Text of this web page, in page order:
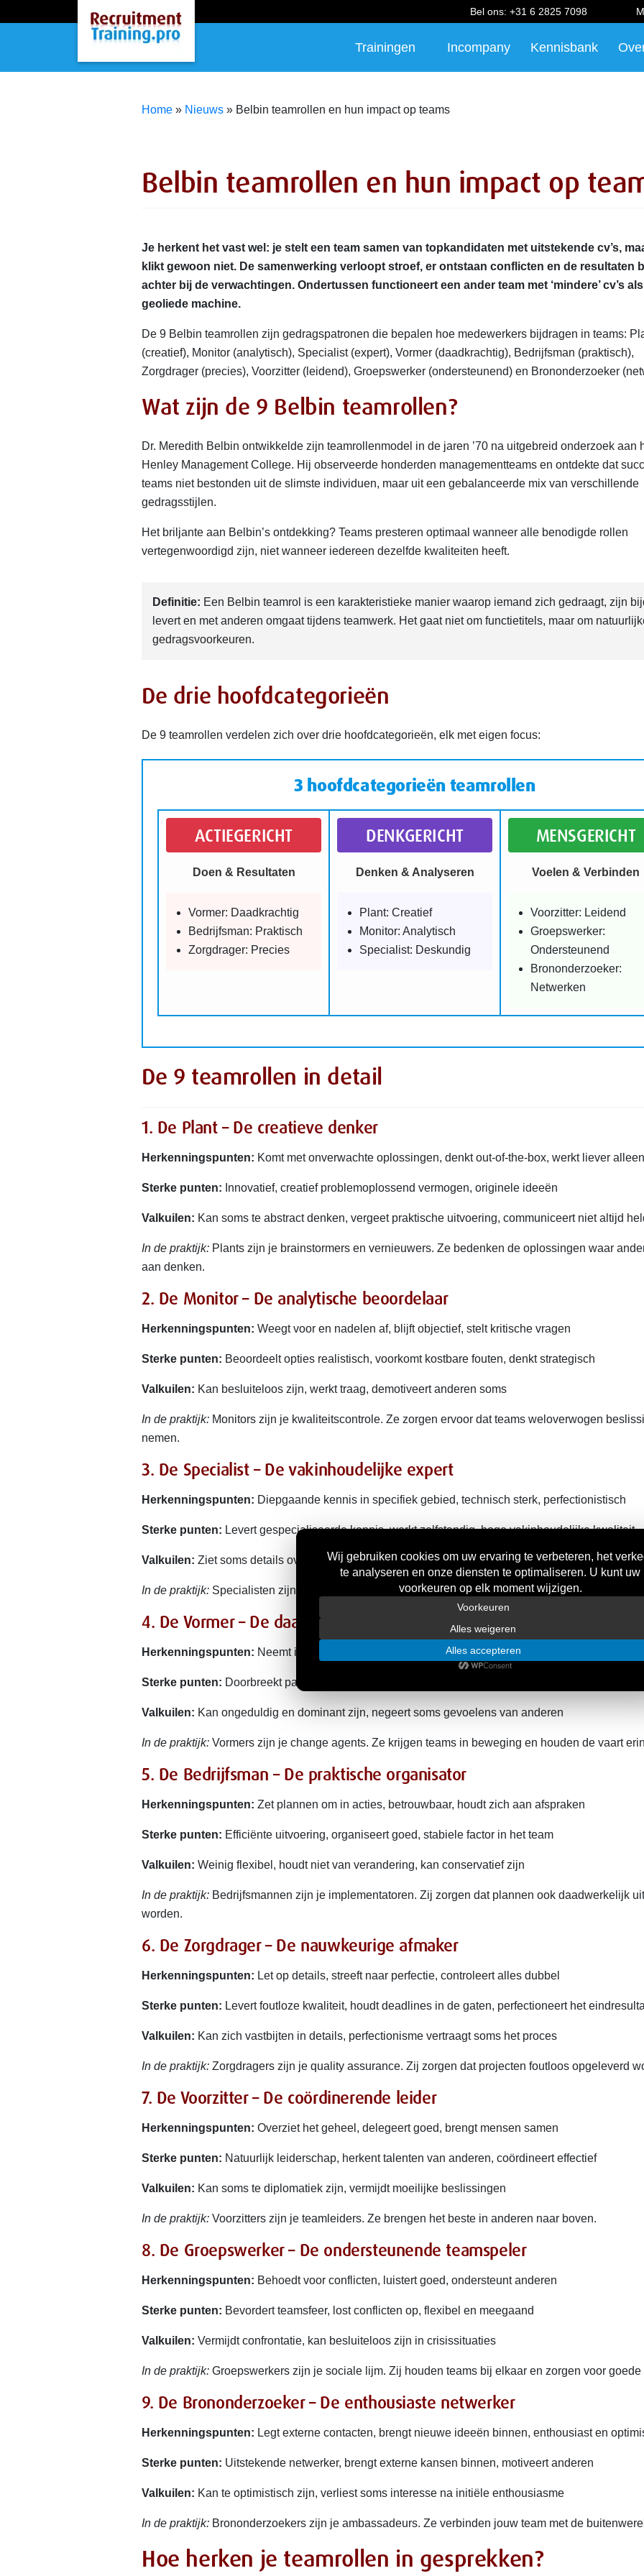
Bel ons: +31 6 2825 7098
Trainingen Incompany Kennisbank
Home » Nieuws » Belbin teamrollen en hun impact op teams
Belbin teamrollen en hun impact op
Je herkent het vast wel: je stelt een team samen van topkandidaten met uitstekende cv’s,
klikt gewoon niet. De samenwerking verloopt stroef, er ontstaan conflicten en de resultaten
achter bij de verwachtingen. Ondertussen functioneert een ander team met ‘mindere’ cv’s
geoliede machine.
De 9 Belbin teamrollen zijn gedragspatronen die bepalen hoe medewerkers bijdragen in teams:
(creatief), Monitor (analytisch), Specialist (expert), Vormer (daadkrachtig), Bedrijfsman (praktisch),
Zorgdrager (precies), Voorzitter (leidend), Groepswerker (ondersteunend) en Brononderzoeker
Wat zijn de 9 Belbin teamrollen?
Dr. Meredith Belbin ontwikkelde zijn teamrollenmodel in de jaren ’70 na uitgebreid onderzoek aan
Henley Management College. Hij observeerde honderden managementteams en ontdekte dat
teams niet bestonden uit de slimste individuen, maar uit een gebalanceerde mix van verschillende
gedragsstijlen.
Het briljante aan Belbin’s ontdekking? Teams presteren optimaal wanneer alle benodigde rollen
vertegenwoordigd zijn, niet wanneer iedereen dezelfde kwaliteiten heeft.
Definitie: Een Belbin teamrol is een karakteristieke manier waarop iemand zich gedraagt, zijn
levert en met anderen omgaat tijdens teamwerk. Het gaat niet om functietitels, maar om
gedragsvoorkeuren.
De drie hoofdcategorieën
De 9 teamrollen verdelen zich over drie hoofdcategorieën, elk met eigen focus:
3 hoofdcategorieën teamrollen
ACTIEGERICHT
Doen & Resultaten
Vormer: Daadkrachtig
Bedrijfsman: Praktisch
Zorgdrager: Precies
DENKGERICHT
Denken & Analyseren
Plant: Creatief
Monitor: Analytisch
Specialist: Deskundig
MENSGERICHT
Voelen & Verbinden
Voorzitter: Leidend
Groepswerker:
Ondersteunend
Brononderzoeker:
Netwerken
De 9 teamrollen in detail
1. De Plant – De creatieve denker
Herkenningspunten: Komt met onverwachte oplossingen, denkt out-of-the-box, werkt liever alleen
Sterke punten: Innovatief, creatief problemoplossend vermogen, originele ideeën
Valkuilen: Kan soms te abstract denken, vergeet praktische uitvoering, communiceert niet altijd
In de praktijk: Plants zijn je brainstormers en vernieuwers. Ze bedenken de oplossingen waar
aan denken.
2. De Monitor – De analytische beoordelaar
Herkenningspunten: Weegt voor en nadelen af, blijft objectief, stelt kritische vragen
Sterke punten: Beoordeelt opties realistisch, voorkomt kostbare fouten, denkt strategisch
Valkuilen: Kan besluiteloos zijn, werkt traag, demotiveert anderen soms
In de praktijk: Monitors zijn je kwaliteitscontrole. Ze zorgen ervoor dat teams weloverwogen
nemen.
3. De Specialist – De vakinhoudelijke expert
Herkenningspunten: Diepgaande kennis in specifiek gebied, technisch sterk, perfectionistisch
Sterke punten: Levert gespecialiseerde kennis, werkt zelfstandig, hoge vakinhoudelijke kwaliteit
Valkuilen: Ziet soms details over het geheel, moeilijk te vervangen, kan opgedreven zijn
In de praktijk: Specialisten zijn onmisbaar voor technische expertise en vakinhoudelijke diepgang.
4. De Vormer – De daadkrachtige leider
Herkenningspunten: Neemt initiatief, jaagt op resultaten, durft confrontatie aan te gaan
Sterke punten: Doorbreekt patstelling, motiveert anderen, houdt focus op doelen
Valkuilen: Kan ongeduldig en dominant zijn, negeert soms gevoelens van anderen
In de praktijk: Vormers zijn je change agents. Ze krijgen teams in beweging en houden de vaart
5. De Bedrijfsman – De praktische organisator
Herkenningspunten: Zet plannen om in acties, betrouwbaar, houdt zich aan afspraken
Sterke punten: Efficiënte uitvoering, organiseert goed, stabiele factor in het team
Valkuilen: Weinig flexibel, houdt niet van verandering, kan conservatief zijn
In de praktijk: Bedrijfsmannen zijn je implementatoren. Zij zorgen dat plannen ook daadwerkelijk
worden.
6. De Zorgdrager – De nauwkeurige afmaker
Herkenningspunten: Let op details, streeft naar perfectie, controleert alles dubbel
Sterke punten: Levert foutloze kwaliteit, houdt deadlines in de gaten, perfectioneert het
Valkuilen: Kan zich vastbijten in details, perfectionisme vertraagt soms het proces
In de praktijk: Zorgdragers zijn je quality assurance. Zij zorgen dat projecten foutloos opgeleverd
7. De Voorzitter – De coördinerende leider
Herkenningspunten: Overziet het geheel, delegeert goed, brengt mensen samen
Sterke punten: Natuurlijk leiderschap, herkent talenten van anderen, coördineert effectief
Valkuilen: Kan soms te diplomatiek zijn, vermijdt moeilijke beslissingen
In de praktijk: Voorzitters zijn je teamleiders. Ze brengen het beste in anderen naar boven.
8. De Groepswerker – De ondersteunende teamspeler
Herkenningspunten: Behoedt voor conflicten, luistert goed, ondersteunt anderen
Sterke punten: Bevordert teamsfeer, lost conflicten op, flexibel en meegaand
Valkuilen: Vermijdt confrontatie, kan besluiteloos zijn in crisissituaties
In de praktijk: Groepswerkers zijn je sociale lijm. Zij houden teams bij elkaar en zorgen voor goede
9. De Brononderzoeker – De enthousiaste netwerker
Herkenningspunten: Legt externe contacten, brengt nieuwe ideeën binnen, enthousiast en
Sterke punten: Uitstekende netwerker, brengt externe kansen binnen, motiveert anderen
Valkuilen: Kan te optimistisch zijn, verliest soms interesse na initiële enthousiasme
In de praktijk: Brononderzoekers zijn je ambassadeurs. Ze verbinden jouw team met de
Hoe herken je teamrollen in gesprekken?